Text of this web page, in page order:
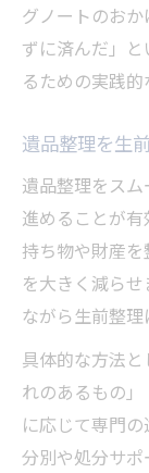
グノートのお
ずに済んだ」
るための実践的
遺品整理を生
遺品整理をス
進めることが
持ち物や財産
を大きく減ら
ながら生前整理
具体的な方法
れのあるもの
に応じて専門
分別や処分サ